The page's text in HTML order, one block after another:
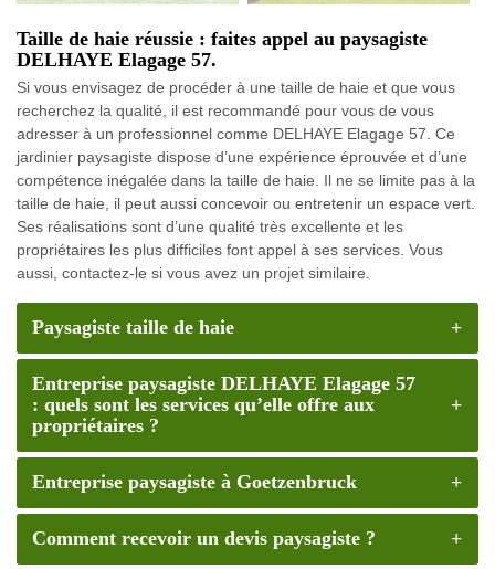
Taille de haie réussie : faites appel au paysagiste
DELHAYE Elagage 57.
Si vous envisagez de procéder à une taille de haie et que vous
recherchez la qualité, il est recommandé pour vous de vous
adresser à un professionnel comme DELHAYE Elagage 57. Ce
jardinier paysagiste dispose d’une expérience éprouvée et d’une
compétence inégalée dans la taille de haie. Il ne se limite pas à la
taille de haie, il peut aussi concevoir ou entretenir un espace vert.
Ses réalisations sont d’une qualité très excellente et les
propriétaires les plus difficiles font appel à ses services. Vous
aussi, contactez-le si vous avez un projet similaire.
Paysagiste taille de haie
Entreprise paysagiste DELHAYE Elagage 57
: quels sont les services qu’elle offre aux
propriétaires ?
Entreprise paysagiste à Goetzenbruck
Comment recevoir un devis paysagiste ?